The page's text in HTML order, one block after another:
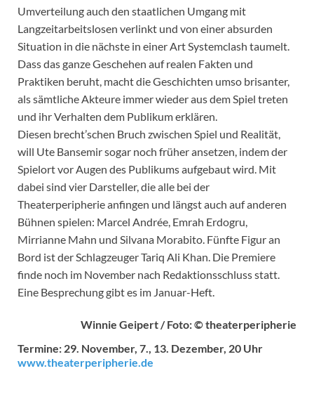
Umverteilung auch den staatlichen Umgang mit
Langzeitarbeitslosen verlinkt und von einer absurden
Situation in die nächste in einer Art Systemclash taumelt.
Dass das ganze Geschehen auf realen Fakten und
Praktiken beruht, macht die Geschichten umso brisanter,
als sämtliche Akteure immer wieder aus dem Spiel treten
und ihr Verhalten dem Publikum erklären.
Diesen brecht’schen Bruch zwischen Spiel und Realität,
will Ute Bansemir sogar noch früher ansetzen, indem der
Spielort vor Augen des Publikums aufgebaut wird. Mit
dabei sind vier Darsteller, die alle bei der
Theaterperipherie anfingen und längst auch auf anderen
Bühnen spielen: Marcel Andrée, Emrah Erdogru,
Mirrianne Mahn und Silvana Morabito. Fünfte Figur an
Bord ist der Schlagzeuger Tariq Ali Khan. Die Premiere
finde noch im November nach Redaktionsschluss statt.
Eine Besprechung gibt es im Januar-Heft.
Winnie Geipert / Foto: © theaterperipherie
Termine: 29. November, 7., 13. Dezember, 20 Uhr
www.theaterperipherie.de